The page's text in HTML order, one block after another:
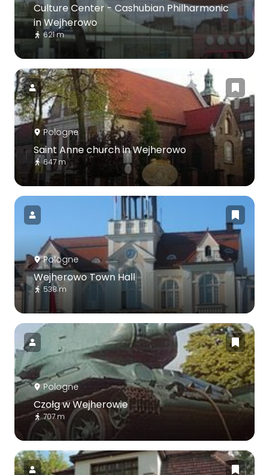
Culture Center - Cashubian Philharmonic
in Wejherowo
621 m
Pologne
Saint Anne church in Wejherowo
647 m
Pologne
Wejherowo Town Hall
538 m
Pologne
Czołg w Wejherowie
707 m